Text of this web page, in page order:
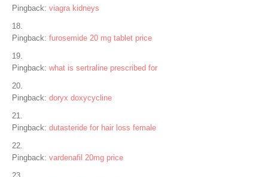
Pingback: viagra kidneys
Pingback: furosemide 20 mg tablet price
Pingback: what is sertraline prescribed for
Pingback: doryx doxycycline
Pingback: dutasteride for hair loss female
Pingback: vardenafil 20mg price